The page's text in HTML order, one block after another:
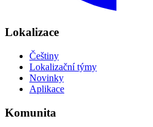
Lokalizace
Češtiny
Lokalizační týmy
Novinky
Aplikace
Komunita